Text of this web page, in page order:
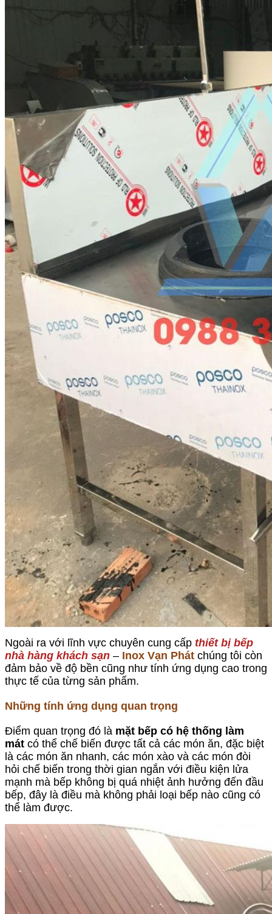
Ngoài ra với lĩnh vực chuyên cung cấp thiết bị bếp
nhà hàng khách sạn – Inox Vạn Phát chúng tôi còn
đảm bảo về độ bền cũng như tính ứng dụng cao trong
thực tế của từng sản phẩm.
Những tính ứng dụng quan trọng
Điểm quan trọng đó là mặt bếp có hệ thống làm
mát có thể chế biến được tất cả các món ăn, đặc biệt
là các món ăn nhanh, các món xào và các món đòi
hỏi chế biến trong thời gian ngắn với điều kiện lửa
mạnh mà bếp không bị quá nhiệt ảnh hưởng đến đầu
bếp, đây là điều mà không phải loại bếp nào cũng có
thể làm được.